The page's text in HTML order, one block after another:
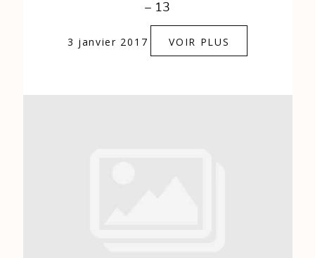
– 13
3 janvier 2017 VOIR PLUS
CONTACT
GALERIES PRIVÉES